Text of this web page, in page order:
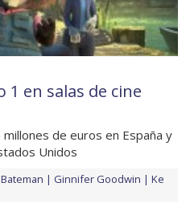
en salas de cine
de euros en España y
Unidos
Ginnifer Goodwin
Ke